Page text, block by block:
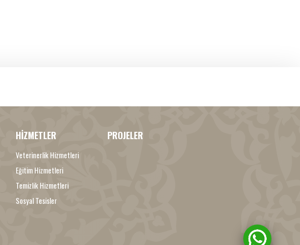
HİZMETLER
Veterinerlik Hizmetleri
Eğitim Hizmetleri
Temizlik Hizmetleri
Sosyal Tesisler
PROJELER